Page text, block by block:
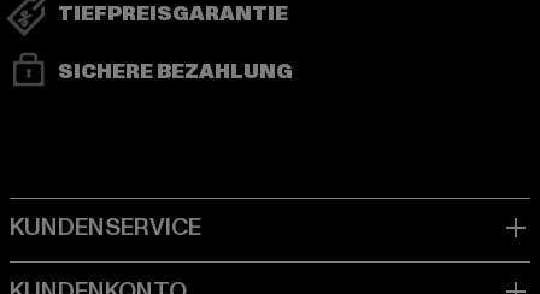
TIEFPREISGARANTIE
SICHERE BEZAHLUNG